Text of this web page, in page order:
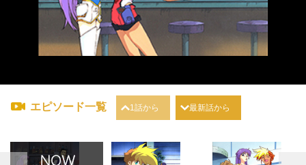
エピソード一覧 1話から 最新話から